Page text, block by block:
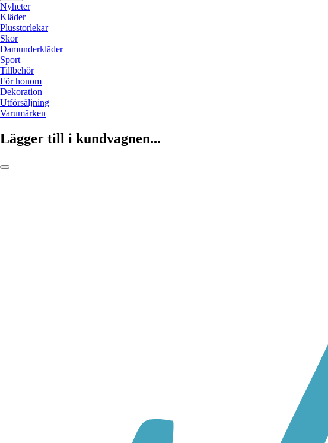
Nyheter
Kläder
Plusstorlekar
Skor
Damunderkläder
Sport
Tillbehör
För honom
Dekoration
Utförsäljning
Varumärken
Lägger till i kundvagnen...